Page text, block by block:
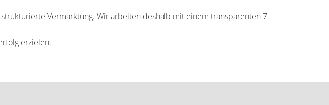
Vermarktung. Wir arbeiten deshalb mit einem transparenten 7-
erzielen.